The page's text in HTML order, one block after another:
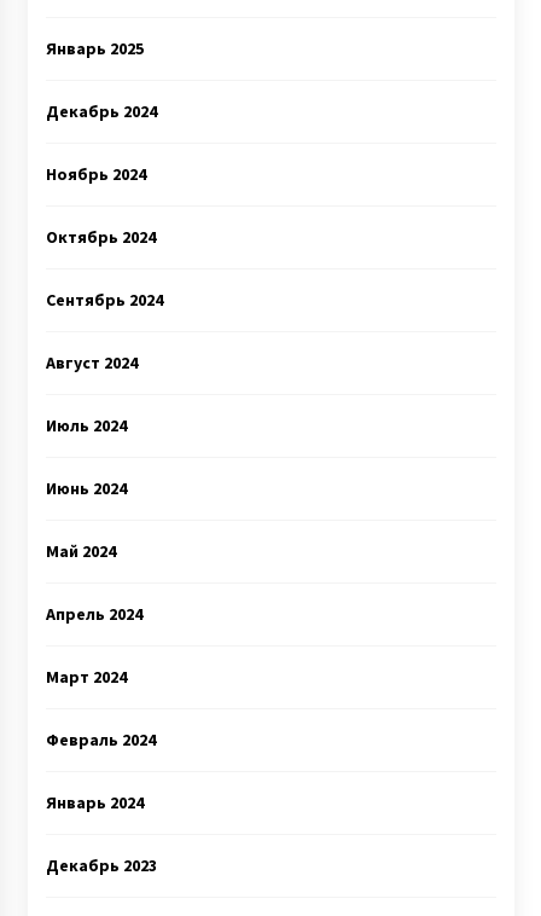
Январь 2025
Декабрь 2024
Ноябрь 2024
Октябрь 2024
Сентябрь 2024
Август 2024
Июль 2024
Июнь 2024
Май 2024
Апрель 2024
Март 2024
Февраль 2024
Январь 2024
Декабрь 2023